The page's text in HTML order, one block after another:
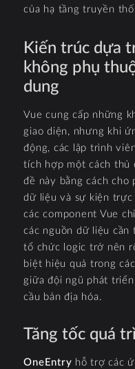
của hạ tầng truyền
Kiến trúc dựa
không phụ
dung
Vue cung cấp những
giao diện, nhưng khi
động, các lập trình
tích hợp một cách thủ
đề này bằng cách cho
dữ liệu và sự kiện
các component Vue
các nguồn dữ liệu cần
tổ chức logic trở nên
biệt hiệu quả trong
giữa đội ngũ phát
cầu bản địa hóa.
Tăng tốc quá
OneEntry hỗ trợ các